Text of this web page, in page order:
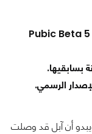
أطلقت آبل تحديث IOS 26 Beta 8 مع Pubic Beta 5
بسابقيها.
الرسمي.
أن آبل قد وصلت